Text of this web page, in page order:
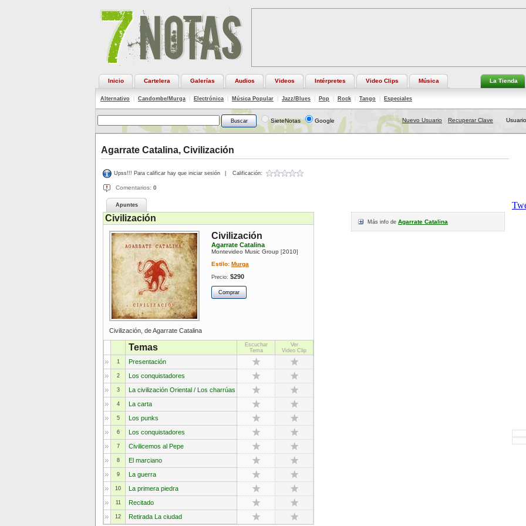
Inicio Cartelera Galerías Audios Videos Intérpretes Video Clips Música La Tienda
Alternativo Candombe/Murga Electrónica Música Popular Jazz/Blues Pop Rock Tango Especiales
SieteNotas Google Nuevo Usuario Recuperar Clave
Agarrate Catalina, Civilización
Upss!!! Para calificar hay que iniciar sesión Calificación:
Comentarios: 0
Apuntes
Más info de Agarrate Catalina
Civilización
Civilización
Agarrate Catalina
Montevideo Music Group [2010]
Estilo: Murga
Precio: $290
Civilización, de Agarrate Catalina
Temas
Escuchar
Tema
Ver
Video Clip
1
Presentación
2 Los conquistadores
3 La civilización Oriental / Los charrúas
4 La carta
5 Los punks
6 Los conquistadores
7 Civilicemos al Pepe
8 El marciano
9 La guerra
10 La primera piedra
11 Recitado
12 Retirada La ciudad